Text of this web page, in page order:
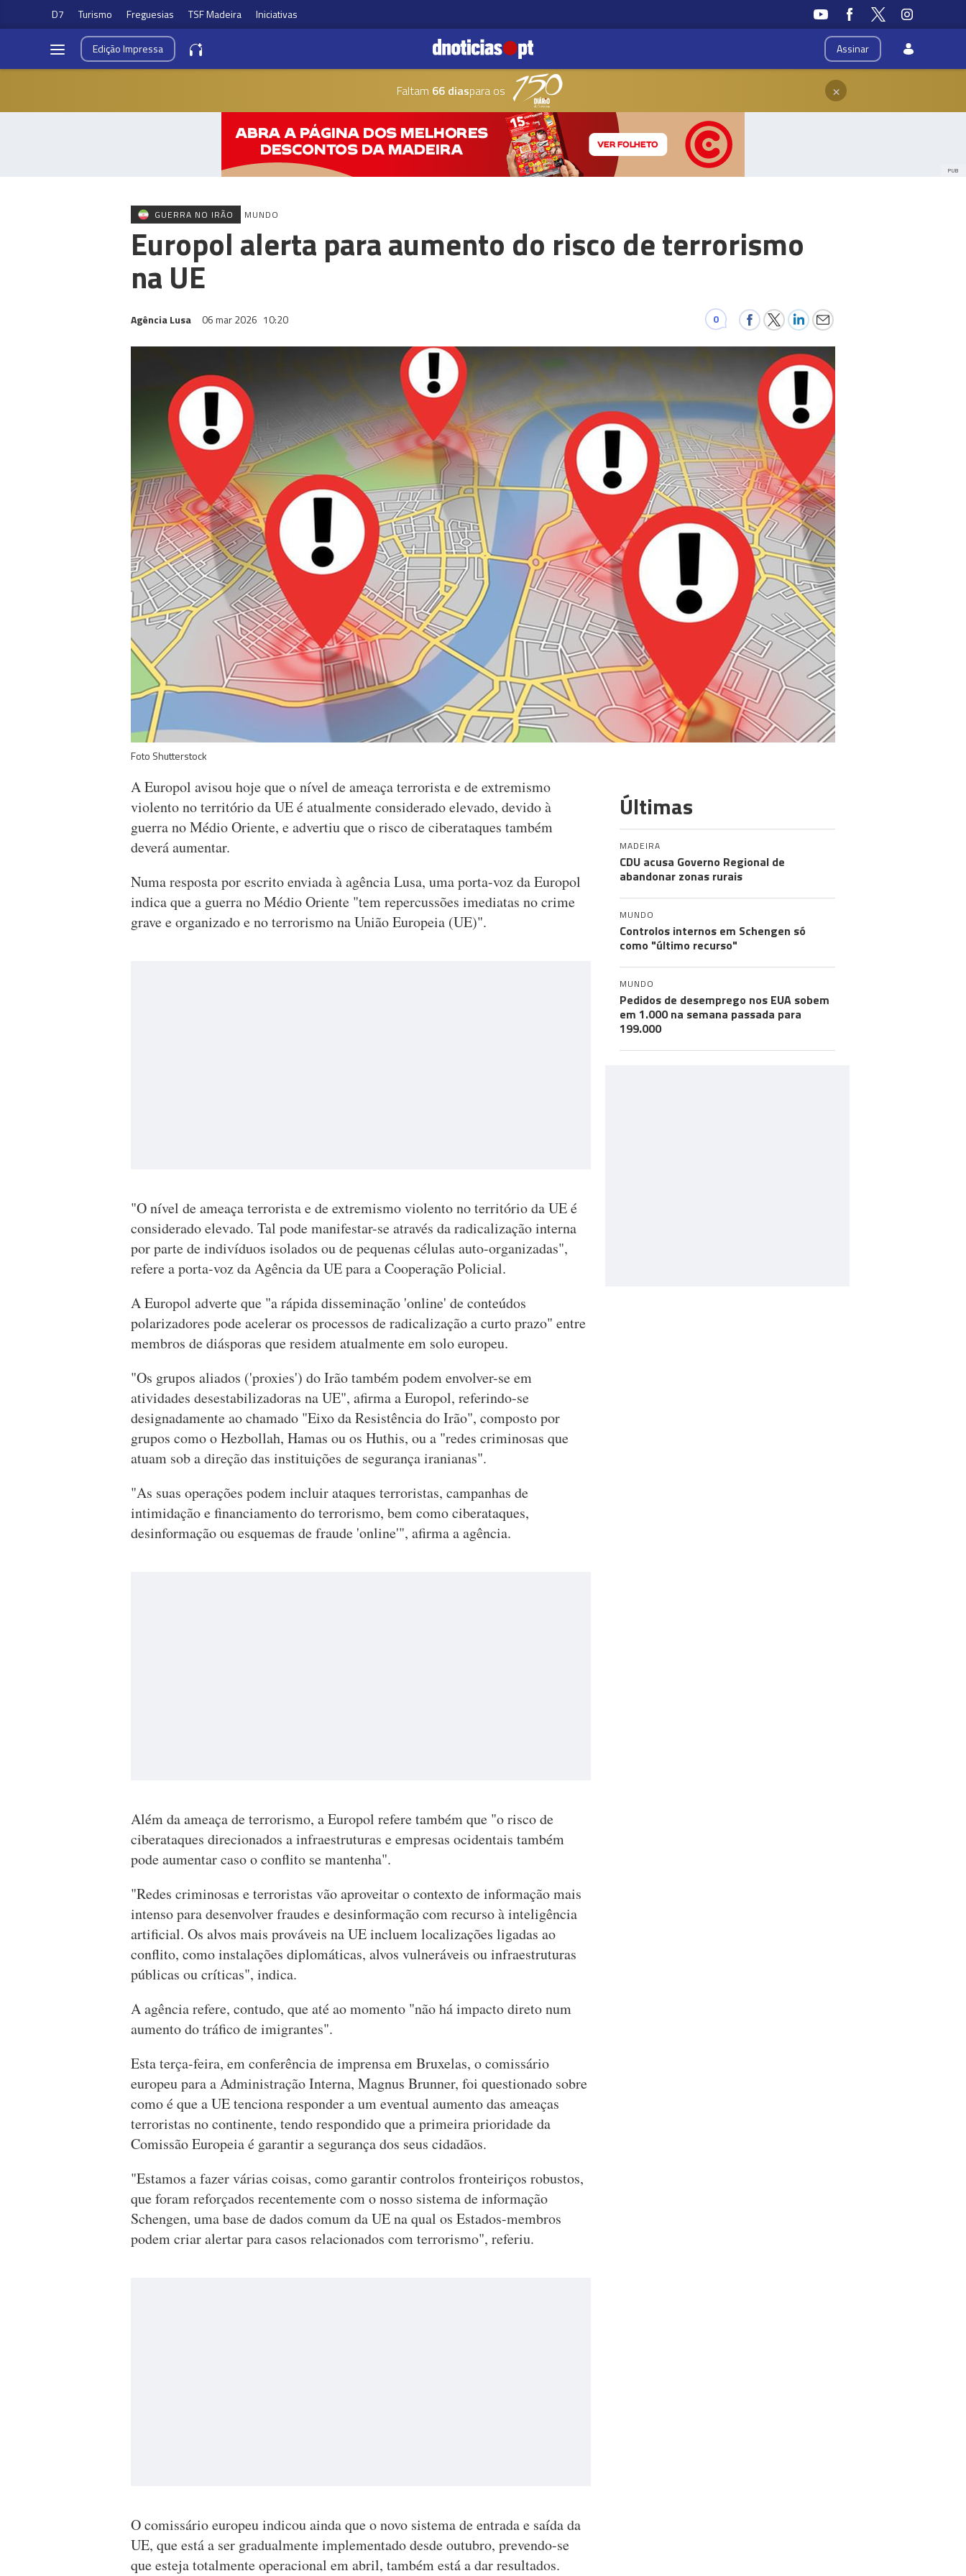
D7 Turismo Freguesias TSF Madeira Iniciativas
Assinar
EdiçãoImpressa
Faltam 66 diaspara os ×
PUB
GUERRA NO IRÃO MUNDO
Europol alerta para aumento do risco de terrorismo
na UE
Agência Lusa 06 mar 2026 10:20 0
Foto Shutterstock
A Europol avisou hoje que o nível de ameaça terrorista e de extremismo
violento no território da UE é atualmente considerado elevado, devido à
guerra no Médio Oriente, e advertiu que o risco de ciberataques também
deverá aumentar.
Numa resposta por escrito enviada à agência Lusa, uma porta-voz da Europol
indica que a guerra no Médio Oriente "tem repercussões imediatas no crime
grave e organizado e no terrorismo na União Europeia (UE)".
"O nível de ameaça terrorista e de extremismo violento no território da UE é
considerado elevado. Tal pode manifestar-se através da radicalização interna
por parte de indivíduos isolados ou de pequenas células auto-organizadas",
refere a porta-voz da Agência da UE para a Cooperação Policial.
A Europol adverte que "a rápida disseminação 'online' de conteúdos
polarizadores pode acelerar os processos de radicalização a curto prazo" entre
membros de diásporas que residem atualmente em solo europeu.
"Os grupos aliados ('proxies') do Irão também podem envolver-se em
atividades desestabilizadoras na UE", afirma a Europol, referindo-se
designadamente ao chamado "Eixo da Resistência do Irão", composto por
grupos como o Hezbollah, Hamas ou os Huthis, ou a "redes criminosas que
atuam sob a direção das instituições de segurança iranianas".
"As suas operações podem incluir ataques terroristas, campanhas de
intimidação e financiamento do terrorismo, bem como ciberataques,
desinformação ou esquemas de fraude 'online'", afirma a agência.
Além da ameaça de terrorismo, a Europol refere também que "o risco de
ciberataques direcionados a infraestruturas e empresas ocidentais também
pode aumentar caso o conflito se mantenha".
"Redes criminosas e terroristas vão aproveitar o contexto de informação mais
intenso para desenvolver fraudes e desinformação com recurso à inteligência
artificial. Os alvos mais prováveis na UE incluem localizações ligadas ao
conflito, como instalações diplomáticas, alvos vulneráveis ou infraestruturas
públicas ou críticas", indica.
A agência refere, contudo, que até ao momento "não há impacto direto num
aumento do tráfico de imigrantes".
Esta terça-feira, em conferência de imprensa em Bruxelas, o comissário
europeu para a Administração Interna, Magnus Brunner, foi questionado sobre
como é que a UE tenciona responder a um eventual aumento das ameaças
terroristas no continente, tendo respondido que a primeira prioridade da
Comissão Europeia é garantir a segurança dos seus cidadãos.
"Estamos a fazer várias coisas, como garantir controlos fronteiriços robustos,
que foram reforçados recentemente com o nosso sistema de informação
Schengen, uma base de dados comum da UE na qual os Estados-membros
podem criar alertar para casos relacionados com terrorismo", referiu.
O comissário europeu indicou ainda que o novo sistema de entrada e saída da
UE, que está a ser gradualmente implementado desde outubro, prevendo-se
que esteja totalmente operacional em abril, também está a dar resultados.
Últimas
MADEIRA
CDU acusa Governo Regional de
abandonar zonas rurais
MUNDO
Controlos internos em Schengen só
como "último recurso"
MUNDO
Pedidos de desemprego nos EUA sobem
em 1.000 na semana passada para
199.000